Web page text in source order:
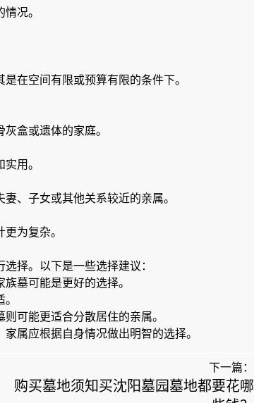
况。
在空间有限或预算有限的条件下。
盒或遗体的家庭。
用。
、子女或其他关系较近的亲属。
为复杂。
择。以下是一些选择建议：
墓可能是更好的选择。
可能更适合分散居住的亲属。
属应根据自身情况做出明智的选择。
下一篇：
购买墓地须知买沈阳墓园墓地都要花哪